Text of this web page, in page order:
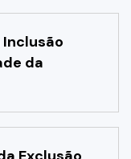
da